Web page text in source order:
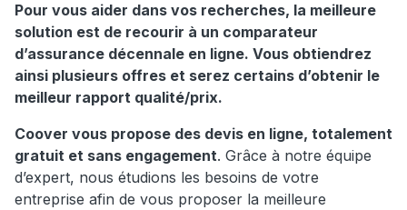
Pour vous aider dans vos recherches, la meilleure
solution est de recourir à un comparateur
d’assurance décennale en ligne. Vous obtiendrez
ainsi plusieurs offres et serez certains d’obtenir le
meilleur rapport qualité/prix.
Coover vous propose des devis en ligne, totalement
gratuit et sans engagement. Grâce à notre équipe
d’expert, nous étudions les besoins de votre
entreprise afin de vous proposer la meilleure